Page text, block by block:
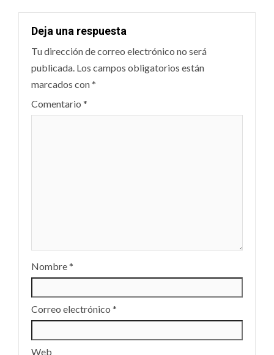
Deja una respuesta
Tu dirección de correo electrónico no será
publicada. Los campos obligatorios están
marcados con*
Comentario *
Nombre*
Correo electrónico *
Web